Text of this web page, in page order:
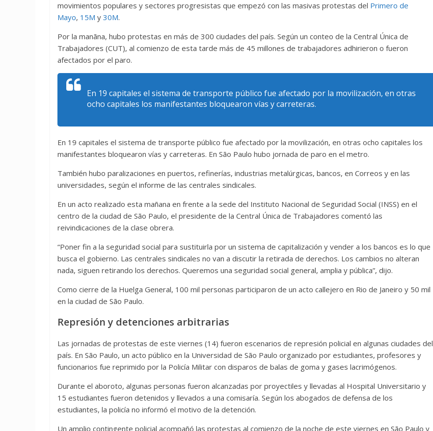
movimientos populares y sectores progresistas que empezó con las masivas protestas del Primero de
Mayo, 15M y 30M.
Por la manãna, hubo protestas en más de 300 ciudades del país. Según un conteo de la Central Única de
Trabajadores (CUT), al comienzo de esta tarde más de 45 millones de trabajadores adhirieron o fueron
afectados por el paro.
En 19 capitales el sistema de transporte público fue afectado por la movilización, en otras
ocho capitales los manifestantes bloquearon vías y carreteras.
En 19 capitales el sistema de transporte público fue afectado por la movilización, en otras ocho capitales los
manifestantes bloquearon vías y carreteras. En São Paulo hubo jornada de paro en el metro.
También hubo paralizaciones en puertos, refinerías, industrias metalúrgicas, bancos, en Correos y en las
universidades, según el informe de las centrales sindicales.
En un acto realizado esta mañana en frente a la sede del Instituto Nacional de Seguridad Social (INSS) en el
centro de la ciudad de São Paulo, el presidente de la Central Única de Trabajadores comentó las
reivindicaciones de la clase obrera.
“Poner fin a la seguridad social para sustituirla por un sistema de capitalización y vender a los bancos es lo que
busca el gobierno. Las centrales sindicales no van a discutir la retirada de derechos. Los cambios no alteran
nada, siguen retirando los derechos. Queremos una seguridad social general, amplia y pública”, dijo.
Como cierre de la Huelga General, 100 mil personas participaron de un acto callejero en Rio de Janeiro y 50 mil
en la ciudad de São Paulo.
Represión y detenciones arbitrarias
Las jornadas de protestas de este viernes (14) fueron escenarios de represión policial en algunas ciudades del
país. En São Paulo, un acto público en la Universidad de São Paulo organizado por estudiantes, profesores y
funcionarios fue reprimido por la Policía Militar con disparos de balas de goma y gases lacrimógenos.
Durante el aboroto, algunas personas fueron alcanzadas por proyectiles y llevadas al Hospital Universitario y
15 estudiantes fueron detenidos y llevados a una comisaría. Según los abogados de defensa de los
estudiantes, la policía no informó el motivo de la detención.
Un amplio contingente policial acompañó las protestas al comienzo de la noche de este viernes en São Paulo y